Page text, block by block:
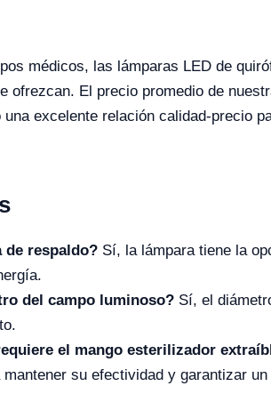
médicos, las lámparas LED de
ofrezcan. El precio promedio de
excelente relación calidad-precio
de respaldo? Sí, la lámpara tiene la
del campo luminoso? Sí, el
el mango esterilizador
su efectividad y garantizar